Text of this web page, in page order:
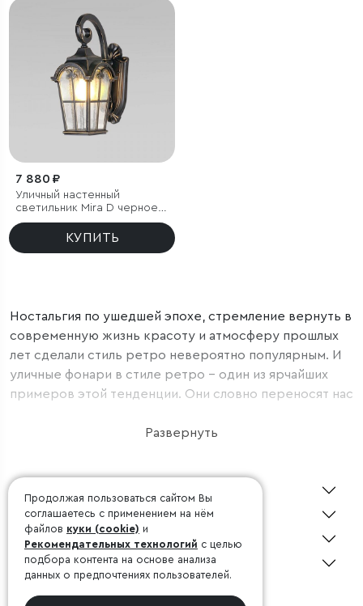
7 880 ₽
Уличный настенный
светильник Mira D черное
золото IP33
КУПИТЬ
Ностальгия по ушедшей эпохе, стремление вернуть в
современную жизнь красоту и атмосферу прошлых
лет сделали стиль ретро невероятно популярным. И
уличные фонари в стиле ретро – один из ярчайших
примеров этой тенденции. Они словно переносят нас
времен. Классические формы, изящные линии и
фонарям неповторимый шарм и элегантность. Они не
просто освещают пространство, но и становятся
элегантным украшением улицы, подчеркивая ее
индивидуальность и историческое наследие. Выбор
ламп с теплым светом – еще один важный момент. Он
создает атмосферу уюта и спокойствия, делая
Развернуть
Покупателю
Дизайнерам
Консультация 24/7
©1998-2026, Minimir.ru
Продолжая пользоваться сайтом Вы
соглашаетесь с применением на нём
файлов куки (cookie) и
Рекомендательных технологий с целью
подбора контента на основе анализа
данных о предпочтениях пользователей.